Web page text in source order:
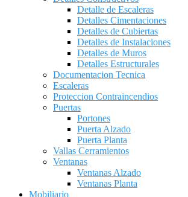
Detalle de Escaleras
Detalles Cimentaciones
Detalles de Cubiertas
Detalles de Instalaciones
Detalles de Muros
Detalles Estructurales
Documentacion Tecnica
Escaleras
Proteccion Contraincendios
Puertas
Portones
Puerta Alzado
Puerta Planta
Vallas Cerramientos
Ventanas
Ventanas Alzado
Ventanas Planta
Mobiliario